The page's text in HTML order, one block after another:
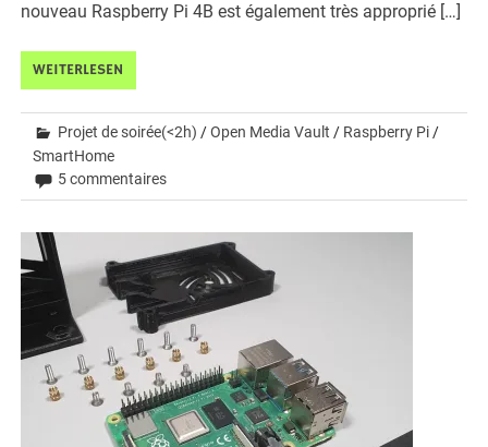
nouveau Raspberry Pi 4B est également très approprié […]
WEITERLESEN
Projet de soirée(<2h) /Open Media Vault / Raspberry Pi/
SmartHome
5 commentaires